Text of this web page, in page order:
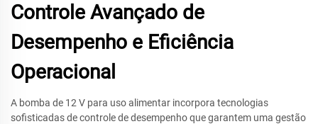
Controle Avançado de
Desempenho e Eficiência
Operacional
A bomba de 12 V para uso alimentar incorpora tecnologias
sofisticadas de controle de desempenho que garantem uma gestão